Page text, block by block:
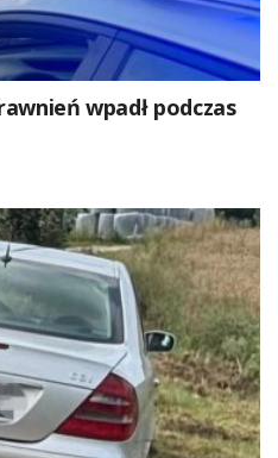
wpadł podczas